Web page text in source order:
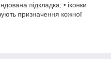
підкладка; • іконки
призначення кожної